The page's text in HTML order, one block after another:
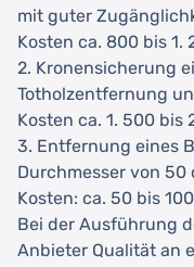
mit guter
Kosten ca. 800 bis 1.
2. Kronensicherung
Totholzentfernung
Kosten ca. 1. 500 bis
3. Entfernung eines
Durchmesser von 50
Kosten: ca. 50 bis
Bei der Ausführung
Anbieter Qualität an